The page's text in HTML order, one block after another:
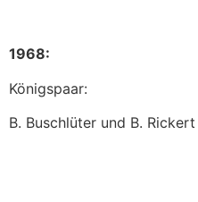
1968:
Königspaar:
B. Buschlüter und B. Rickert